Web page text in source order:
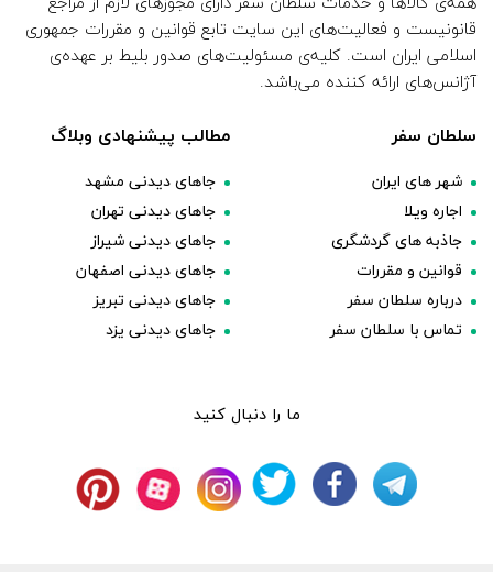
قانونیست و فعالیت‌های این سایت تابع قوانین و مقررات جمهوری
اسلامی ایران است. کلیه‌ی مسئولیت‌های صدور بلیط بر عهده‌ی
آژانس‌های ارائه کننده می‌باشد.
سلطان سفر
شهر های ایران
اجاره ویلا
جاذبه های گردشگری
قوانین و مقررات
درباره سلطان سفر
تماس با سلطان سفر
مطالب پیشنهادی وبلاگ
جاهای دیدنی مشهد
جاهای دیدنی تهران
جاهای دیدنی شیراز
جاهای دیدنی اصفهان
جاهای دیدنی تبریز
جاهای دیدنی یزد
ما را دنبال کنید